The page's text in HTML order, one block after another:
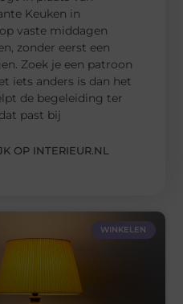
Keuken in
vaste middagen
zonder eerst een
Zoek je een patroon
iets anders is dan het
de begeleiding ter
past bij
OP INTERIEUR.NL
WINKELEN